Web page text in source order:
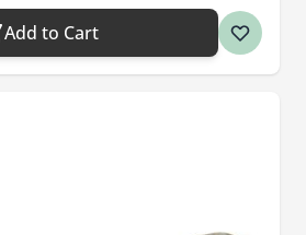
Add to Cart